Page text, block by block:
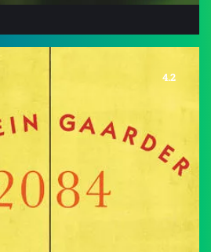
4.2